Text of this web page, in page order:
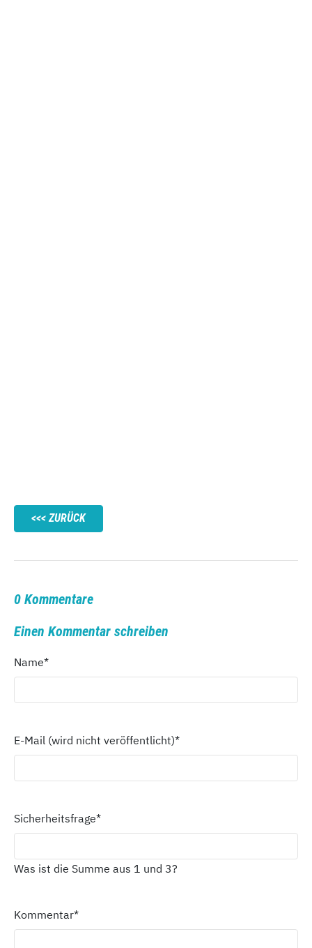
ZURÜCK
0 Kommentare
Einen Kommentar schreiben
Name*
E-Mail (wird nicht veröffentlicht)*
Sicherheitsfrage*
Was ist die Summe aus 1 und 3?
Kommentar*